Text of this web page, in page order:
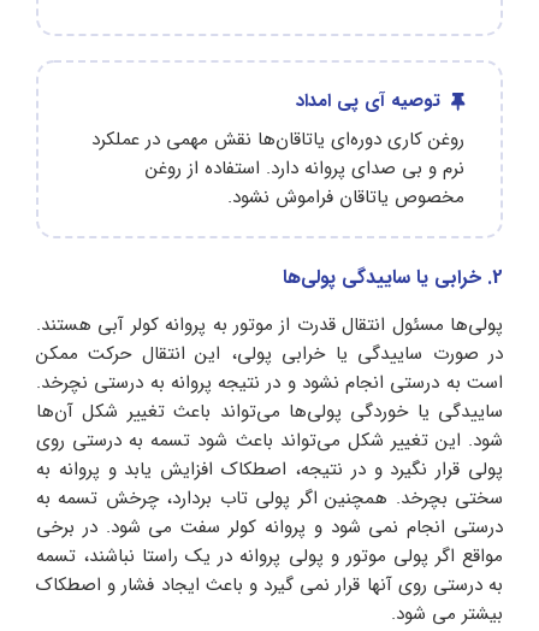
توصیه آی پی امداد
روغن‌ کاری دوره‌ای یاتاقان‌ها نقش مهمی در عملکرد
نرم و بی‌ صدای پروانه دارد. استفاده از روغن
مخصوص یاتاقان فراموش نشود.
2. خرابی یا ساییدگی پولی‌ها
پولی‌ها مسئول انتقال قدرت از موتور به پروانه کولر آبی هستند.
در صورت ساییدگی یا خرابی پولی، این انتقال حرکت ممکن
است به درستی انجام نشود و در نتیجه پروانه به درستی نچرخد.
ساییدگی یا خوردگی پولی‌ها می‌تواند باعث تغییر شکل آن‌ها
شود. این تغییر شکل می‌تواند باعث شود تسمه به درستی روی
پولی قرار نگیرد و در نتیجه، اصطکاک افزایش یابد و پروانه به
سختی بچرخد. همچنین اگر پولی تاب بردارد، چرخش تسمه به
درستی انجام نمی شود و پروانه کولر سفت می شود. در برخی
مواقع اگر پولی موتور و پولی پروانه در یک راستا نباشند، تسمه
به درستی روی آنها قرار نمی گیرد و باعث ایجاد فشار و اصطکاک
بیشتر می شود.